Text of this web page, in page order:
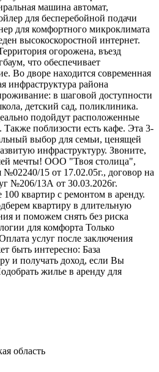
машина автомат,
для бесперебойной подачи
для комфортного микроклимата
высокоскоростной интернет.
огорожена, въезд
что обеспечивает
Во дворе находится современная
инфраструктура района
в шаговой доступности
детский сад, поликлиника.
подойдут расположенные
Также поблизости есть кафе. Эта 3-
выбор для семьи, ценящей
инфраструктуру. Звоните,
мечты! ООО "Твоя столица",
15 от 17.02.05г., договор на
№206/13А от 30.03.2026г.
квартир с ремонтом в аренду.
квартиру в длительную
и поможем снять без риска
для комфорта Только
услуг после заключения
быть интересно: База
и получать доход, если Вы
жилье в аренду для
область